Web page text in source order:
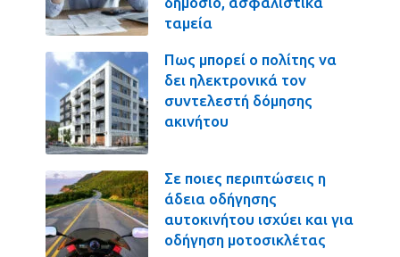
ταμεία
Πως μπορεί ο πολίτης να
δει ηλεκτρονικά τον
συντελεστή δόμησης
ακινήτου
Σε ποιες περιπτώσεις η
άδεια οδήγησης
αυτοκινήτου ισχύει και για
οδήγηση μοτοσικλέτας